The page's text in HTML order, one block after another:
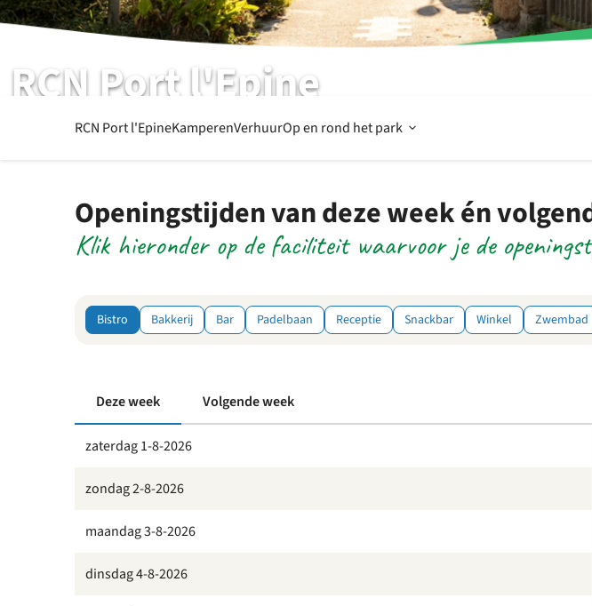
RCN Port l'Epine
Faciliteitenoverzicht
RCN Port l'EpineKamperenVerhuurOp en rond het park Open
en
rond
Openingstijden van deze week én
Klik hieronder op de faciliteit waarvoor je de
Bistro Bakkerij Bar Padelbaan Receptie Snackbar Winkel Zwembad
Deze week Volgende week
zaterdag 1-8-2026
zondag 2-8-2026
maandag 3-8-2026
dinsdag 4-8-2026